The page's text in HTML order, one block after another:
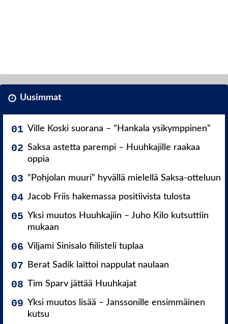
Uusimmat
Ville Koski suorana – ”Hankala ysikymppinen”
Saksa astetta parempi – Huuhkajille raakaa
oppia
”Pohjolan muuri” hyvällä mielellä Saksa-otteluun
Jacob Friis hakemassa positiivista tulosta
Yksi muutos Huuhkajiin – Juho Kilo kutsuttiin
mukaan
Viljami Sinisalo fiilisteli tuplaa
Berat Sadik laittoi nappulat naulaan
Tim Sparv jättää Huuhkajat
Yksi muutos lisää – Janssonille ensimmäinen
kutsu